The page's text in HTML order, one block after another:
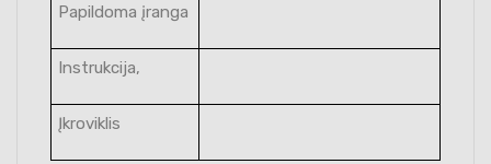
Papildoma įranga
Instrukcija,
Įkroviklis